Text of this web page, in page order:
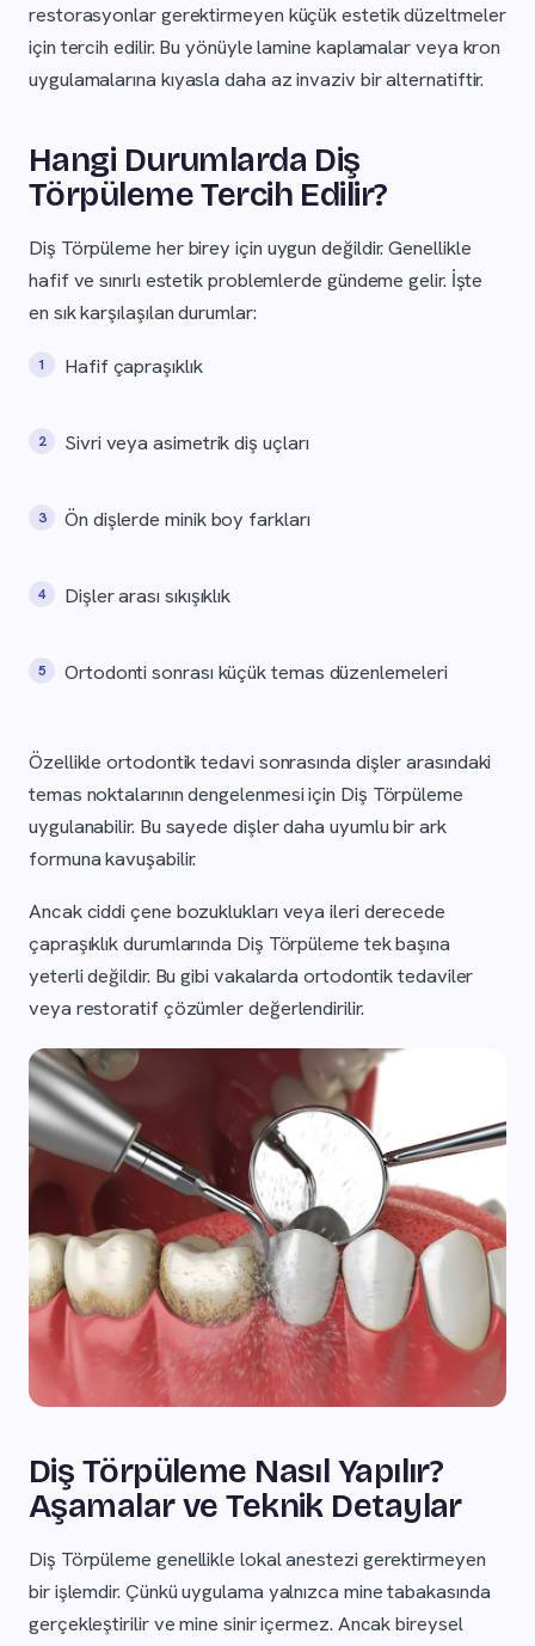
restorasyonlar gerektirmeyen küçük estetik düzeltmeler
için tercih edilir. Bu yönüyle lamine kaplamalar veya kron
uygulamalarına kıyasla daha az invaziv bir alternatiftir.
Hangi Durumlarda Diş
Törpüleme Tercih Edilir?
Diş Törpüleme her birey için uygun değildir. Genellikle
hafif ve sınırlı estetik problemlerde gündeme gelir. İşte
en sık karşılaşılan durumlar:
Hafif çapraşıklık
Sivri veya asimetrik diş uçları
Ön dişlerde minik boy farkları
Dişler arası sıkışıklık
Ortodonti sonrası küçük temas düzenlemeleri
Özellikle ortodontik tedavi sonrasında dişler arasındaki
temas noktalarının dengelenmesi için Diş Törpüleme
uygulanabilir. Bu sayede dişler daha uyumlu bir ark
formuna kavuşabilir.
Ancak ciddi çene bozuklukları veya ileri derecede
çapraşıklık durumlarında Diş Törpüleme tek başına
yeterli değildir. Bu gibi vakalarda ortodontik tedaviler
veya restoratif çözümler değerlendirilir.
Diş Törpüleme Nasıl Yapılır?
Aşamalar ve Teknik Detaylar
Diş Törpüleme genellikle lokal anestezi gerektirmeyen
bir işlemdir. Çünkü uygulama yalnızca mine tabakasında
gerçekleştirilir ve mine sinir içermez. Ancak bireysel